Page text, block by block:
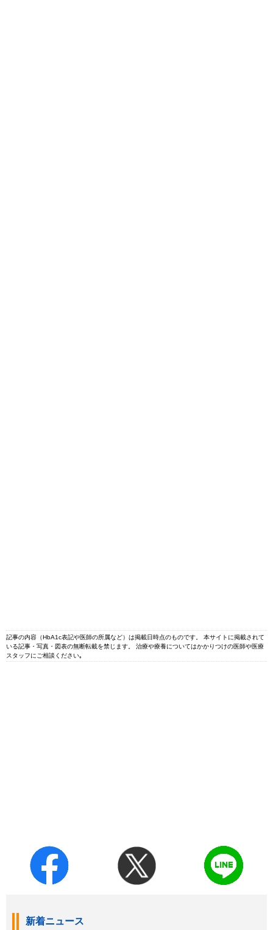
記事の内容（HbA1c表記や医師の所属など）は掲載日時点のものです。 本サイトに掲載されて
いる記事・写真・図表の無断転載を禁じます。 治療や療養についてはかかりつけの医師や医療
スタッフにご相談ください｡
新着ニュース